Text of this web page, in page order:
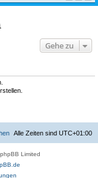
Gehe zu
Alle Zeiten sind UTC+01:00
Limited